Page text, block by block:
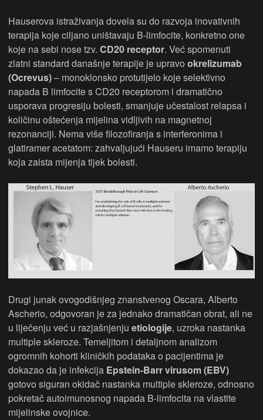
Hauserova istraživanja dovela su do razvoja inovativnih
terapija koje ciljano uništavaju B-limfocite, konkretno one
koje na sebi nose tzv. CD20 receptor. Već spomenuti
zlatni standard današnje terapije je upravo okrelizumab
(Ocrevus)– monoklonsko protutijelo koje selektivno
napada B limfocite s CD20 receptorom i dramatično
usporava progresiju bolesti, smanjuje učestalost relapsa i
količinu oštećenja mijelina vidljivih na magnetnoj
rezonanciji. Nema više filozofiranja s interferonima i
glatiramer acetatom: zahvaljujući Hauseru imamo terapiju
koja zaista mijenja tijek bolesti.
Drugi junak ovogodišnjeg znanstvenog Oscara, Alberto
Ascherio, odgovoran je za jednako dramatičan obrat, ali ne
u liječenju već u razjašnjenju etiologije, uzroka nastanka
multiple skleroze. Temeljitom i detaljnom analizom
ogromnih kohorti kliničkih podataka o pacijentima je
dokazao da je infekcija Epstein-Barr virusom (EBV)
gotovo siguran okidač nastanka multiple skleroze, odnosno
pokretač autoimunosnog napada B-limfocita na vlastite
mijelinske ovojnice.